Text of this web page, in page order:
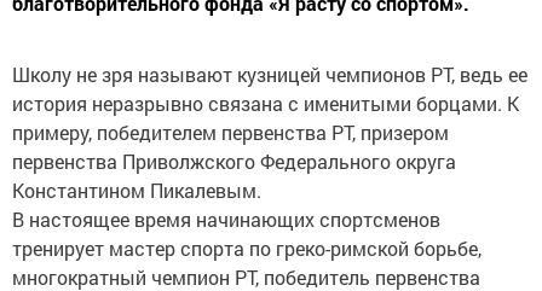
Школу не зря называют кузницей чемпионов РТ, ведь ее
история неразрывно связана с именитыми борцами. К
примеру, победителем первенства РТ, призером
первенства Приволжского Федерального округа
Константином Пикалевым.
В настоящее время начинающих спортсменов
тренирует мастер спорта по греко-римской борьбе,
многократный чемпион РТ, победитель первенства